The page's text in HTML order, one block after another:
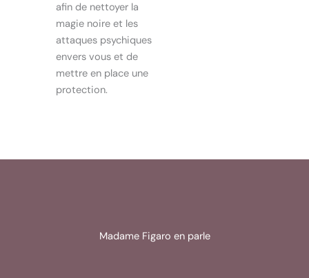
afin de nettoyer la
magie noire et les
attaques psychiques
envers vous et de
mettre en place une
protection.
Madame Figaro en parle